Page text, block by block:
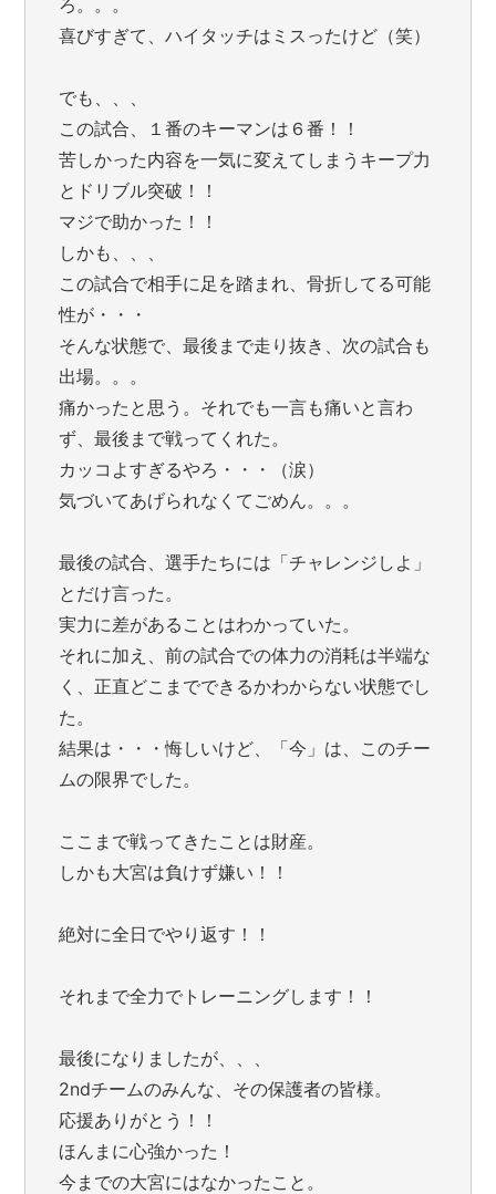
ろ。。。
喜びすぎて、ハイタッチはミスったけど（笑）
でも、、、
この試合、１番のキーマンは６番！！
苦しかった内容を一気に変えてしまうキープ力
とドリブル突破！！
マジで助かった！！
しかも、、、
この試合で相手に足を踏まれ、骨折してる可能
性が・・・
そんな状態で、最後まで走り抜き、次の試合も
出場。。。
痛かったと思う。それでも一言も痛いと言わ
ず、最後まで戦ってくれた。
カッコよすぎるやろ・・・（涙）
気づいてあげられなくてごめん。。。
最後の試合、選手たちには「チャレンジしよ」
とだけ言った。
実力に差があることはわかっていた。
それに加え、前の試合での体力の消耗は半端な
く、正直どこまでできるかわからない状態でし
た。
結果は・・・悔しいけど、「今」は、このチー
ムの限界でした。
ここまで戦ってきたことは財産。
しかも大宮は負けず嫌い！！
絶対に全日でやり返す！！
それまで全力でトレーニングします！！
最後になりましたが、、、
2ndチームのみんな、その保護者の皆様。
応援ありがとう！！
ほんまに心強かった！
今までの大宮にはなかったこと。